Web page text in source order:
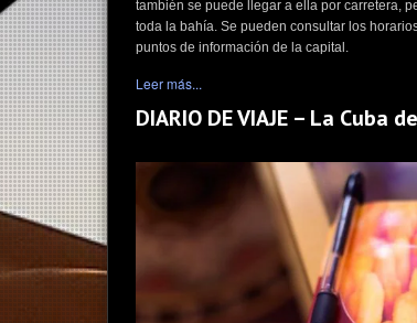
también se puede llegar a ella por carretera,
toda la bahía. Se pueden consultar los
puntos de información de la capital.
Leer más...
DIARIO DE VIAJE – La Cuba